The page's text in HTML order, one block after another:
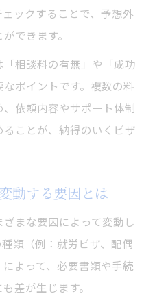
ックすることで、予想外
できます。
相談料の有無」や「成功
ポイントです。複数の料
依頼内容やサポート体制
ことが、納得のいくビザ
動する要因とは
まな要因によって変動し
類（例：就労ビザ、配偶
よって、必要書類や手続
差が生じます。